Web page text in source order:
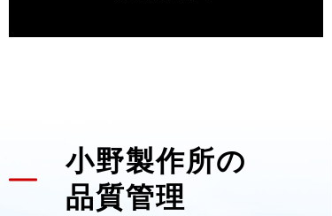
小野製作所の
品質管理